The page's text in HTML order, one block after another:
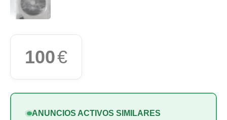
100€
ANUNCIOS ACTIVOS SIMILARES